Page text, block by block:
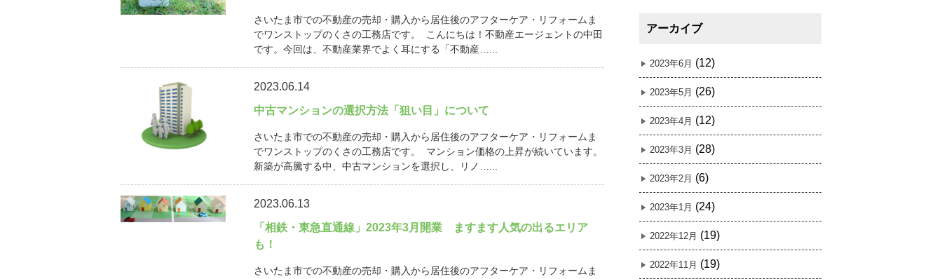
さいたま市での不動産の売却・購入から居住後のアフターケア・リフォームま
でワンストップのくさの工務店です。 こんにちは！不動産エージェントの中田
です。今回は、不動産業界でよく耳にする「不動産…...
2023.06.14
中古マンションの選択方法「狙い目」について
さいたま市での不動産の売却・購入から居住後のアフターケア・リフォームま
でワンストップのくさの工務店です。 マンション価格の上昇が続いています。
新築が高騰する中、中古マンションを選択し、リノ…...
2023.06.13
「相鉄・東急直通線」2023年3月開業 ますます人気の出るエリア
も！
さいたま市での不動産の売却・購入から居住後のアフターケア・リフォームま
アーカイブ
2023年6月 (12)
2023年5月 (26)
2023年4月 (12)
2023年3月 (28)
2023年2月 (6)
2023年1月 (24)
2022年12月 (19)
2022年11月 (19)